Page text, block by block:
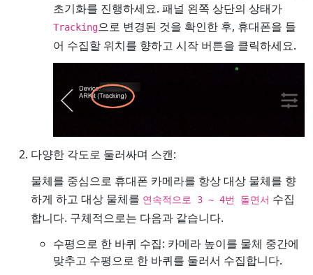
초기화를 진행하세요. 패널 왼쪽 상단의 상태가
Tracking으로 변경된 것을 확인한 후, 휴대폰을 들
어 수집할 위치를 향하고 시작 버튼을 클릭하세요.
다양한 각도로 둘러싸며 스캔:
물체를 중심으로 휴대폰 카메라를 항상 대상 물체를 향
하게 하고 대상 물체를 연속적으로 3 ~ 4번 돌면서 수집
합니다. 구체적으로는 다음과 같습니다.
수평으로 한 바퀴 수집: 카메라 높이를 물체 중간에
맞추고 수평으로 한 바퀴를 둘러서 수집합니다.